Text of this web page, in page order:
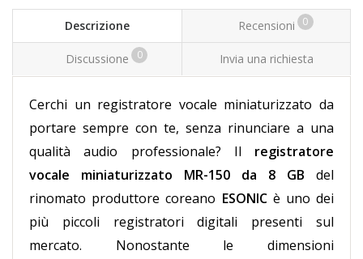
Descrizione Recensioni 0
Discussione 0 Invia una richiesta
Cerchi un registratore vocale miniaturizzato da
portare sempre con te, senza rinunciare a una
qualità audio professionale? Il registratore
vocale miniaturizzato MR-150 da 8 GB del
rinomato produttore coreano ESONICè uno dei
più piccoli registratori digitali presenti sul
mercato. Nonostante le dimensioni